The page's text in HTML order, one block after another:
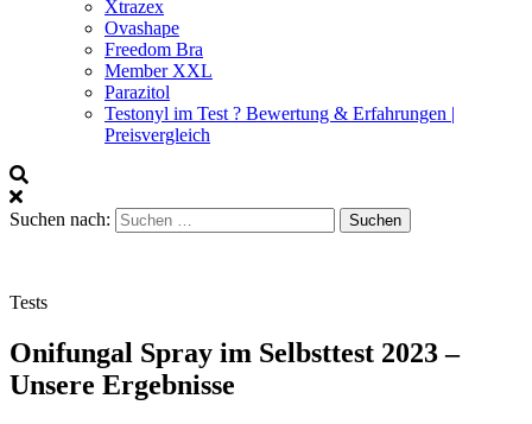
Xtrazex
Ovashape
Freedom Bra
Member XXL
Parazitol
Testonyl im Test ? Bewertung & Erfahrungen |
Preisvergleich
Suchen nach:
Tests
Onifungal Spray im Selbsttest 2023 –
Unsere Ergebnisse